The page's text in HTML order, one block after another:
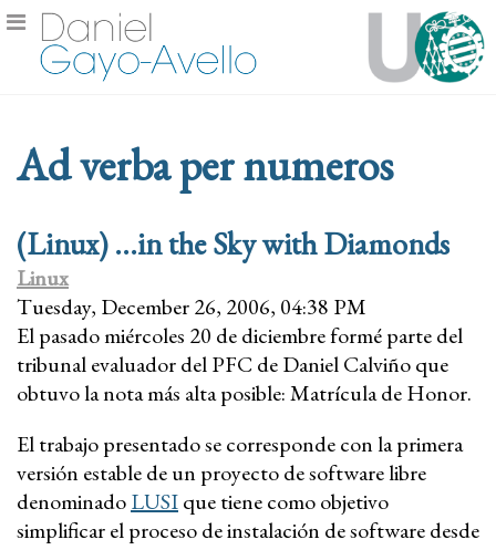
Ad verba per numeros
(Linux) ...in the Sky with Diamonds
Linux
Tuesday, December 26, 2006, 04:38 PM
El pasado miércoles 20 de diciembre formé parte del
tribunal evaluador del PFC de Daniel Calviño que
obtuvo la nota más alta posible: Matrícula de Honor.
El trabajo presentado se corresponde con la primera
versión estable de un proyecto de software libre
denominadoLUSIque tiene como objetivo
simplificar el proceso de instalación de software desde